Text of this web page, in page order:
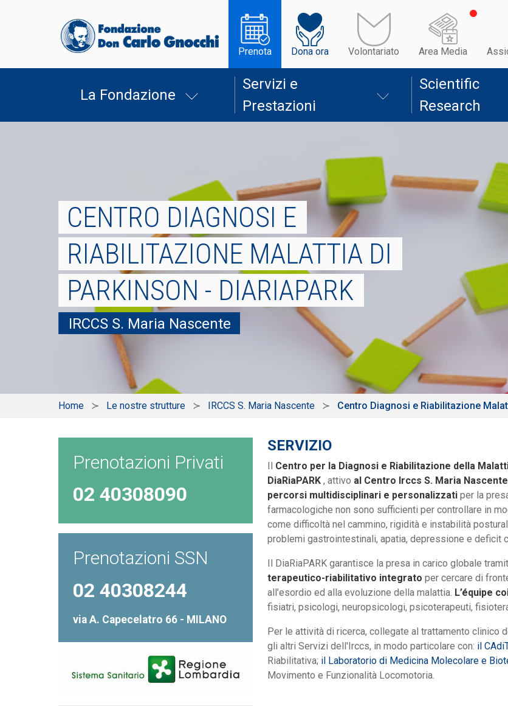
Prenota Dona ora Volontariato Area Media
La Fondazione
Servizi e
Prestazioni
Scientific
Research
CENTRO DIAGNOSI E
RIABILITAZIONE MALATTIA DI
PARKINSON - DIARIAPARK
IRCCS S. Maria Nascente
Home Le nostre strutture IRCCS S. Maria Nascente Centro Diagnosi e Riabilitazione
Prenotazioni Privati
02 40308090
Prenotazioni SSN
02 40308244
via A. Capecelatro 66 - MILANO
SERVIZIO
Centro per la Diagnosi e Riabilitazione della
DiaRiaPARK , attivo al Centro Irccs S. Maria Nascente
percorsi multidisciplinari e personalizzati per la
farmacologiche non sono sufficienti per controllare in
come difficoltà nel cammino, rigidità e instabilità
problemi gastrointestinali, apatia, depressione e deficit
Il DiaRiaPARK garantisce la presa in carico globale
terapeutico-riabilitativo integrato per cercare di
all’esordio ed alla evoluzione della malattia. L’équipe
fisiatri, psicologi, neuropsicologi, psicoterapeuti,
Per le attività di ricerca, collegate al trattamento clinico
gli altri Servizi dell'Irccs, in modo particolare con: il
Riabilitativa; il Laboratorio di Medicina Molecolare e
Movimento e Funzionalità Locomotoria.